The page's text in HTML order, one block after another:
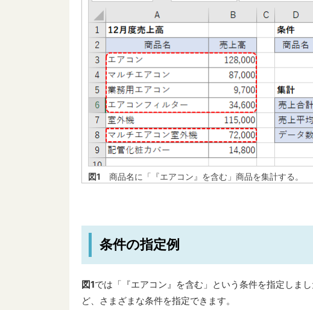
図1 商品名に「『エアコン』を含む」商品を集計する。
条件の指定例
図1では「『エアコン』を含む」という条件を指定しま
ど、さまざまな条件を指定できます。